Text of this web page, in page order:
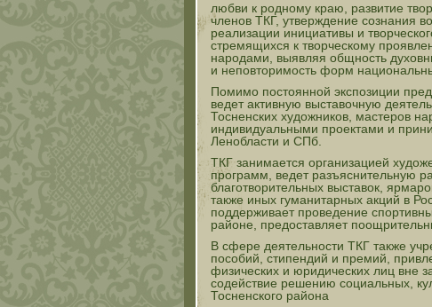
любви к родному краю, развитие
членов ТКГ, утверждение сознания
реализации инициативы и
стремящихся к творческому
народами, выявляя общность
и неповторимость форм
Помимо постоянной экспозиции
ведет активную выставочную
Тосненских художников, мастеров
индивидуальными проектами и
Ленобласти и СПб.
ТКГ занимается организацией
программ, ведет разъяснительную
благотворительных выставок,
также иных гуманитарных акций в
поддерживает проведение
районе, предоставляет
В сфере деятельности ТКГ также
пособий, стипендий и премий,
физических и юридических лиц вне
содействие решению социальных,
Тосненского района